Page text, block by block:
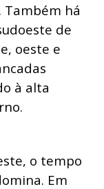
Também há
de
oeste e
à alta
o tempo
Em